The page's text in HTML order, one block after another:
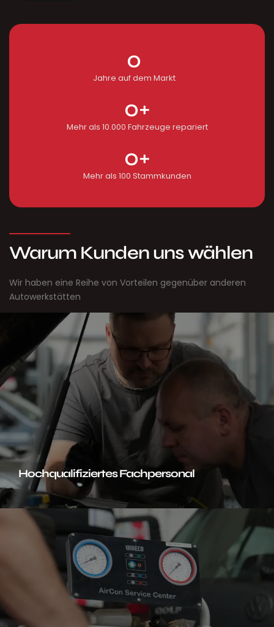
Jahre auf dem Markt
0
Mehr als 10.000 Fahrzeuge repariert
0+
Mehr als 100 Stammkunden
0+
Warum Kunden uns wählen
Wir haben eine Reihe von Vorteilen gegenüber anderen
Autowerkstätten
Hochqualifiziertes Fachpersonal
Hochqualifiziertes Fachpersonal
und regelmäßig weitergebildet werden. Unsere
Experten sind mit den neuesten Technologien und
Reparaturtechniken bestens vertraut, was eine hohe
garantiert.
Modernste Diagnosetechnik
Wir setzen auf die modernste Diagnosetechnologie,
um sicherzustellen, dass jedes Fahrzeug effizient und
präzise untersucht wird. Dies ermöglicht es uns,
Probleme schnell zu erkennen und zu beheben, was
Zeit und Kosten für unsere Kunden spart.
Transparente Preise und Kommunikation
Bei Autotechnik ICKERT legen wir großen Wert auf
Transparenz. Jeder Schritt des Serviceprozesses wird